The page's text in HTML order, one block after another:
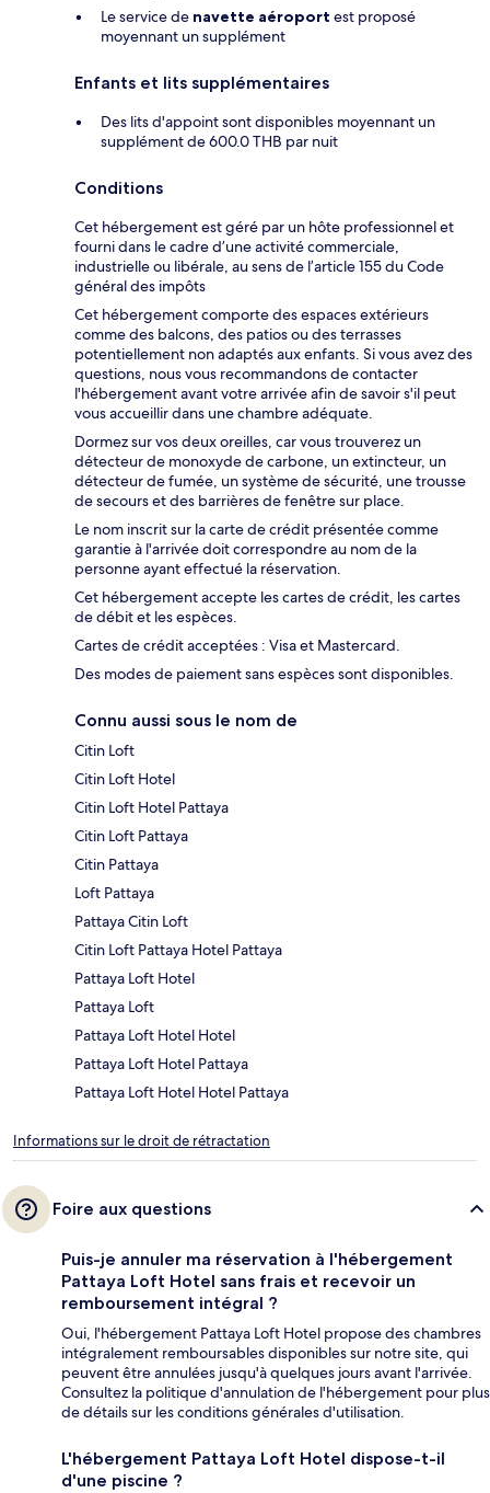
Le service de navette aéroport est proposé
moyennant un supplément
Enfants et lits supplémentaires
Des lits d'appoint sont disponibles moyennant un
supplément de 600.0 THB par nuit
Conditions
Cet hébergement est géré par un hôte professionnel et
fourni dans le cadre d’une activité commerciale,
industrielle ou libérale, au sens de l’article 155 du Code
général des impôts
Cet hébergement comporte des espaces extérieurs
comme des balcons, des patios ou des terrasses
potentiellement non adaptés aux enfants. Si vous avez des
questions, nous vous recommandons de contacter
l'hébergement avant votre arrivée afin de savoir s'il peut
vous accueillir dans une chambre adéquate.
Dormez sur vos deux oreilles, car vous trouverez un
détecteur de monoxyde de carbone, un extincteur, un
détecteur de fumée, un système de sécurité, une trousse
de secours et des barrières de fenêtre sur place.
Le nom inscrit sur la carte de crédit présentée comme
garantie à l'arrivée doit correspondre au nom de la
personne ayant effectué la réservation.
Cet hébergement accepte les cartes de crédit, les cartes
de débit et les espèces.
Cartes de crédit acceptées : Visa et Mastercard.
Des modes de paiement sans espèces sont disponibles.
Connu aussi sous le nom de
Citin Loft
Citin Loft Hotel
Citin Loft Hotel Pattaya
Citin Loft Pattaya
Citin Pattaya
Loft Pattaya
Pattaya Citin Loft
Citin Loft Pattaya Hotel Pattaya
Pattaya Loft Hotel
Pattaya Loft
Pattaya Loft Hotel Hotel
Pattaya Loft Hotel Pattaya
Pattaya Loft Hotel Hotel Pattaya
Informations sur le droit de rétractation
Foire aux questions
Puis-je annuler ma réservation à l'hébergement
Pattaya Loft Hotel sans frais et recevoir un
remboursement intégral ?
Oui, l'hébergement Pattaya Loft Hotel propose des chambres
intégralement remboursables disponibles sur notre site, qui
peuvent être annulées jusqu'à quelques jours avant l'arrivée.
Consultez la politique d'annulation de l'hébergement pour plus
de détails sur les conditions générales d'utilisation.
L'hébergement Pattaya Loft Hotel dispose-t-il
d'une piscine ?